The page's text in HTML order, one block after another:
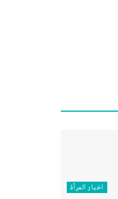
اخبار المرأة